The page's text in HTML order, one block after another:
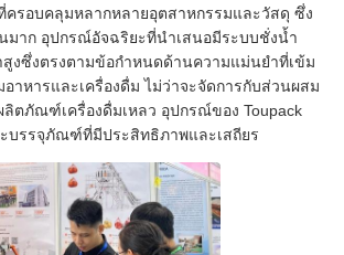
รอบคลุมหลากหลายอุตสาหกรรมและวัสดุ ซึ่ง
มาก อุปกรณ์อัจฉริยะที่นำเสนอมีระบบชั่งน้ำ
งซึ่งตรงตามข้อกำหนดด้านความแม่นยำที่เข้ม
าหารและเครื่องดื่ม ไม่ว่าจะจัดการกับส่วนผสม
ลิตภัณฑ์เครื่องดื่มเหลว อุปกรณ์ของ Toupack
บรรจุภัณฑ์ที่มีประสิทธิภาพและเสถียร